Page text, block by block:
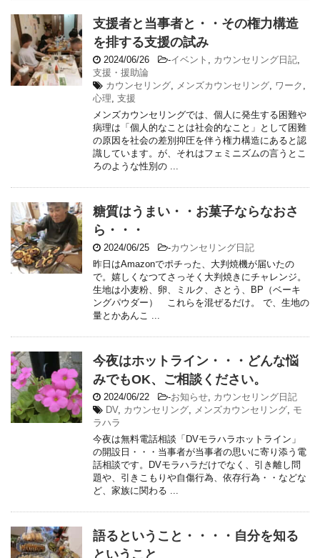
支援者と当事者と・・その権力構造
を排する支援の試み
2024/06/26 -イベント , カウンセリング日記,
支援・援助論
カウンセリング, メンズカウンセリング, ワーク ,
心理, 支援
メンズカウンセリングでは、個人に発生する困難や
病理は「個人的なことは社会的なこと」として困難
の原因を社会の差別抑圧を伴う権力構造にあると認
識しています。が、それはフェミニズムの言うとこ
ろのような性別の ...
糖質はうまい・・お菓子ならなおさ
ら・・・
2024/06/25 -カウンセリング日記
昨日はAmazonでポチった、大判焼機が届いたの
で。嬉しくなつてさっそく大判焼きにチャレンジ。
生地は小麦粉、卵、ミルク、さとう、BP（ベーキ
ングパウダー） これらを混ぜるだけ。 で、生地の
量とかあんこ ...
今夜はホットライン・・・どんな悩
みでもOK、ご相談ください。
2024/06/22 -お知らせ, カウンセリング日記
DV, カウンセリング, メンズカウンセリング, モ
ラハラ
今夜は無料電話相談「DVモラハラホットライン」
の開設日・・・当事者が当事者の思いに寄り添う電
話相談です。DVモラハラだけでなく、引き離し問
題や、引きこもりや自傷行為、依存行為・・などな
ど、家族に関わる ...
語るということ・・・・自分を知る
ということ